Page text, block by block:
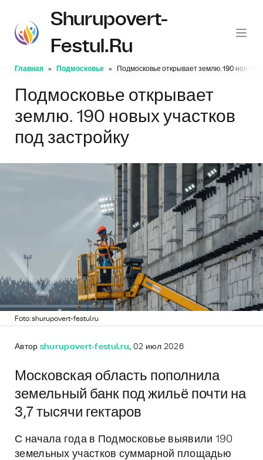
Shurupovert-
Festul.ru
Главная Подмосковье Подмосковье открывает землю. 190 новых
Подмосковье открывает
землю. 190 новых участков
под застройку
Foto: shurupovert-festul.ru
Автор shurupovert-festul.ru, 02 июл 2026
Московская область пополнила
земельный банк под жильё почти на
3,7 тысячи гектаров
С начала года в Подмосковье выявили 190
земельных участков суммарной площадью